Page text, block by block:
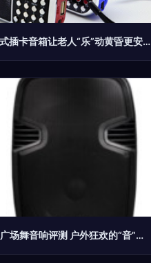
唤醒岁月之声 便携式插卡音箱让老人“乐”动黄昏更安心
纽曼BW-215 15寸广场舞音响评测 户外狂欢的“音”能担当